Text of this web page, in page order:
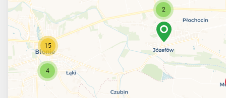
2
4
15